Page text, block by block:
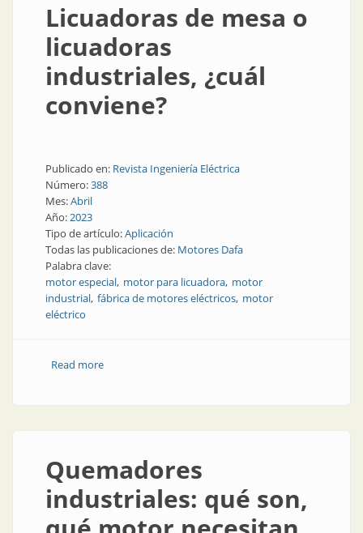
Licuadoras de mesa o
licuadoras
industriales, ¿cuál
conviene?
Publicado en: Revista Ingeniería Eléctrica
Número:388
Mes:Abril
Año:2023
Tipo de artículo:Aplicación
Todas las publicaciones de: Motores Dafa
Palabra clave:
motor especial motor para licuadora motor
industrial fábrica de motores eléctricos motor
eléctrico
Read moreabout Licuadoras de mesa o licuadoras industriales,
Quemadores
industriales: qué son,